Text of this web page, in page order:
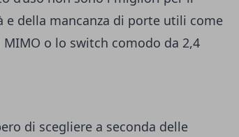
della mancanza di porte utili come
o lo switch comodo da 2,4
di scegliere a seconda delle